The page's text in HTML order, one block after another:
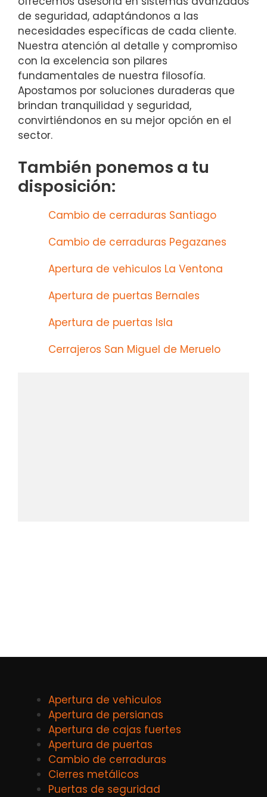
de seguridad, adaptándonos a las
necesidades específicas de cada cliente.
Nuestra atención al detalle y compromiso
con la excelencia son pilares
fundamentales de nuestra filosofía.
Apostamos por soluciones duraderas que
brindan tranquilidad y seguridad,
convirtiéndonos en su mejor opción en el
sector.
También ponemos a tu
disposición:
Cambio de cerraduras Santiago
Cambio de cerraduras Pegazanes
Apertura de vehiculos La Ventona
Apertura de puertas Bernales
Apertura de puertas Isla
Cerrajeros San Miguel de Meruelo
Apertura de vehiculos
Apertura de persianas
Apertura de cajas fuertes
Apertura de puertas
Cambio de cerraduras
Cierres metálicos
Puertas de seguridad